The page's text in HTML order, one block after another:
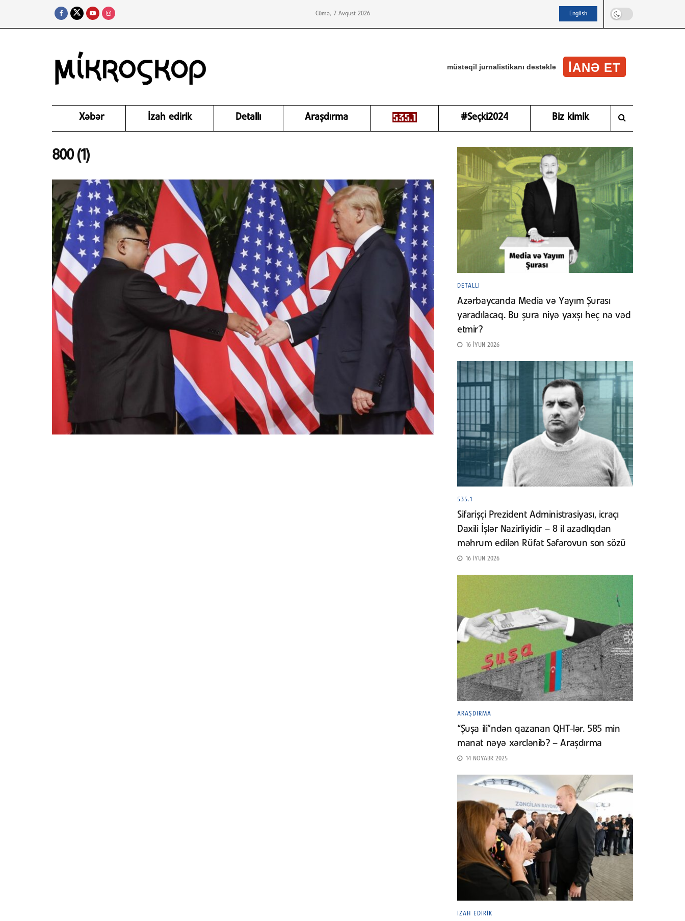
Cümə, 7 Avqust 2026 English
müstəqil jurnalistikanı dəstəklə IANƏ ET
Xəbər İzah edirik Detallı Araşdırma #Seçki2024 Biz kimik
800 (1)
DETALLI
Azərbaycanda Media və Yayım Şurası
yaradılacaq. Bu şura niyə yaxşı heç nə vəd
etmir?
16 İYUN 2026
535.1
Sifarişçi Prezident Administrasiyası, icraçı
Daxili İşlər Nazirliyidir – 8 il azadlıqdan
məhrum edilən Rüfət Səfərovun son sözü
16 İYUN 2026
ARAŞDIRMA
“Şuşa ili”ndən qazanan QHT-lər. 585 min
manat nəyə xərclənib? – Araşdırma
14 NOYABR 2025
İZAH EDIRIK